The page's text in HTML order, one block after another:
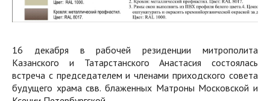
16 декабря в рабочей резиденции митрополита
Казанского и Татарстанского Анастасия состоялась
встреча с председателем и членами приходского совета
будущего храма свв. блаженных Матроны Московской и